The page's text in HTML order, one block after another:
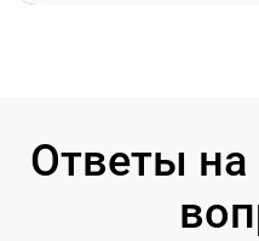
Ответы